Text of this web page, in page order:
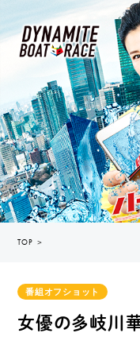
TOP ＞
番組オフショット
女優の多岐川